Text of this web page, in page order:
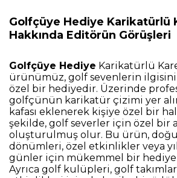
Golfçüye Hediye Karikatürlü
Hakkında Editörün Görüşleri
Golfçüye Hediye Karikatürlü
ürünümüz, golf sevenlerin
özel bir hediyedir. Üzerinde
golfçünün karikatür çizimi yer
kafası eklenerek kişiye özel bir
şekilde, golf severler için özel bir
oluşturulmuş olur. Bu ürün,
dönümleri, özel etkinlikler veya
günler için mükemmel bir hediye
Ayrıca golf kulüpleri, golf